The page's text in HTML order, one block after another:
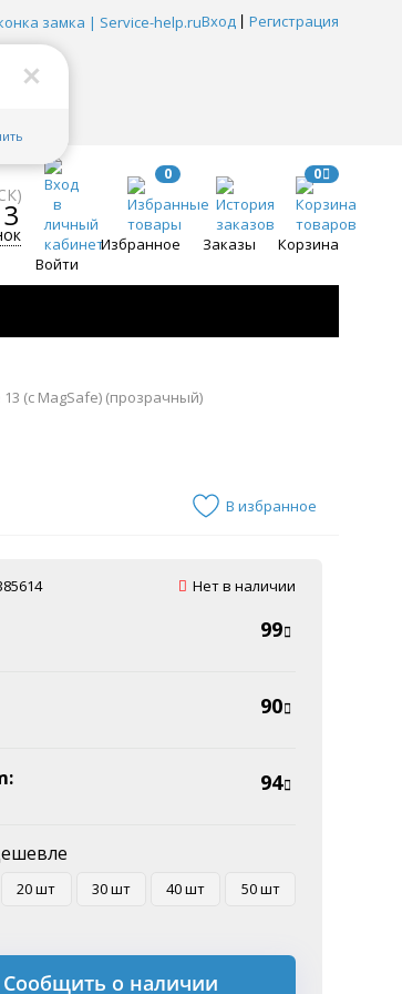
Вход Регистрация
Войти
0
Избранное Заказы
0
Корзина
(с MagSafe) (прозрачный)
В избранное
Нет в наличии
99
90
94
20 шт 30 шт 40 шт 50 шт
Сообщить о наличии